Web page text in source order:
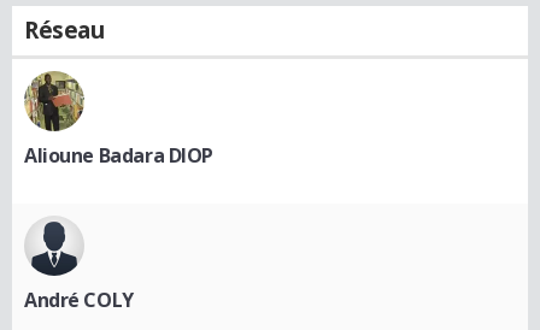
Réseau
Alioune Badara DIOP
André COLY